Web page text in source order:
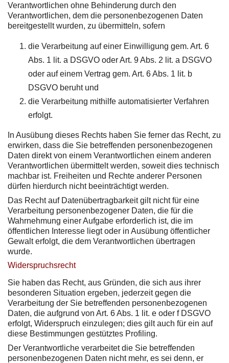
Verantwortlichen ohne Behinderung durch den
Verantwortlichen, dem die personenbezogenen Daten
bereitgestellt wurden, zu übermitteln, sofern
die Verarbeitung auf einer Einwilligung gem. Art. 6
Abs. 1 lit. a DSGVO oder Art. 9 Abs. 2 lit. a DSGVO
oder auf einem Vertrag gem. Art. 6 Abs. 1 lit. b
DSGVO beruht und
die Verarbeitung mithilfe automatisierter Verfahren
erfolgt.
In Ausübung dieses Rechts haben Sie ferner das Recht, zu
erwirken, dass die Sie betreffenden personenbezogenen
Daten direkt von einem Verantwortlichen einem anderen
Verantwortlichen übermittelt werden, soweit dies technisch
machbar ist. Freiheiten und Rechte anderer Personen
dürfen hierdurch nicht beeinträchtigt werden.
Das Recht auf Datenübertragbarkeit gilt nicht für eine
Verarbeitung personenbezogener Daten, die für die
Wahrnehmung einer Aufgabe erforderlich ist, die im
öffentlichen Interesse liegt oder in Ausübung öffentlicher
Gewalt erfolgt, die dem Verantwortlichen übertragen
wurde.
Widerspruchsrecht
Sie haben das Recht, aus Gründen, die sich aus ihrer
besonderen Situation ergeben, jederzeit gegen die
Verarbeitung der Sie betreffenden personenbezogenen
Daten, die aufgrund von Art. 6 Abs. 1 lit. e oder f DSGVO
erfolgt, Widerspruch einzulegen; dies gilt auch für ein auf
diese Bestimmungen gestütztes Profiling.
Der Verantwortliche verarbeitet die Sie betreffenden
personenbezogenen Daten nicht mehr, es sei denn, er